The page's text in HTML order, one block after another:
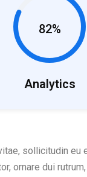
82%
Analytics
sollicitudin eu
ornare dui